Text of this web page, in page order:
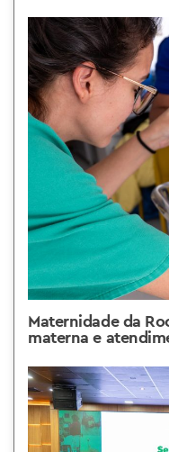
Maternidade da
materna e